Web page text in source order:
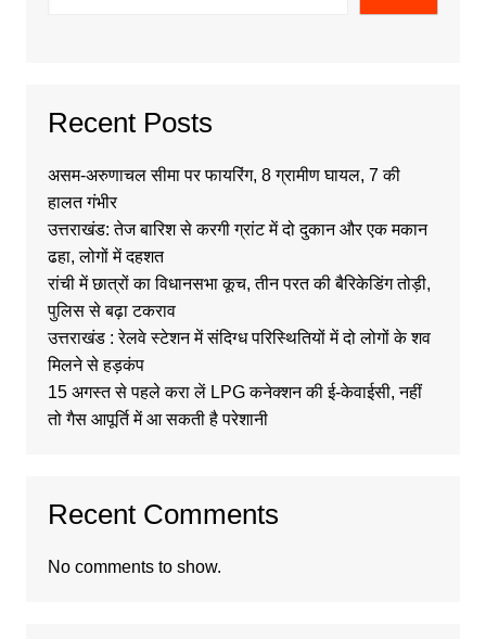
Recent Posts
असम-अरुणाचल सीमा पर फायरिंग, 8 ग्रामीण घायल, 7 की
हालत गंभीर
उत्तराखंड: तेज बारिश से करगी ग्रांट में दो दुकान और एक मकान
ढहा, लोगों में दहशत
रांची में छात्रों का विधानसभा कूच, तीन परत की बैरिकेडिंग तोड़ी,
पुलिस से बढ़ा टकराव
उत्तराखंड : रेलवे स्टेशन में संदिग्ध परिस्थितियों में दो लोगों के शव
मिलने से हड़कंप
15 अगस्त से पहले करा लें LPG कनेक्शन की ई-केवाईसी, नहीं
तो गैस आपूर्ति में आ सकती है परेशानी
Recent Comments
No comments to show.